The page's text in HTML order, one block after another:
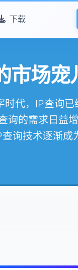
下载
场宠
代，IP查询已
询的需求日益
询技术逐渐成